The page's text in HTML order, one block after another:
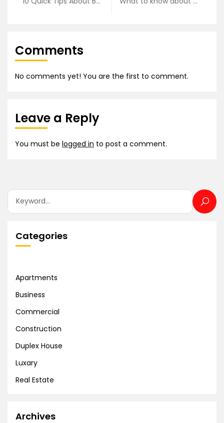
Comments
No comments yet! You are the first to comment.
Leave a Reply
You must be logged in to post a comment.
Categories
Apartments
Business
Commercial
Construction
Duplex House
Luxary
Real Estate
Archives